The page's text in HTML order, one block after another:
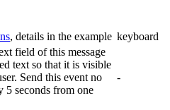
, details in the example keyboard
field of this message
text so that it is visible
Send this event no
5 seconds from one
-